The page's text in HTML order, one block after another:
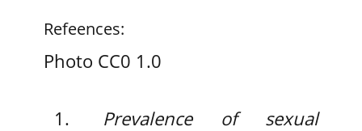
Refeences:
Photo CC0 1.0
Prevalence of sexual